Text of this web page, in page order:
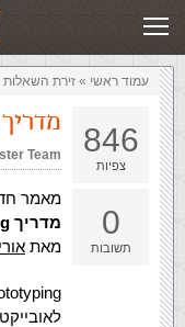
זירת השאלות
עמוד ראשי » ‏זירת השאלות‏
846
צפיות
0
תשובות
מדריך JS – Prototyping
Team
מאמר
מדריך JS – Prototyping
מאת